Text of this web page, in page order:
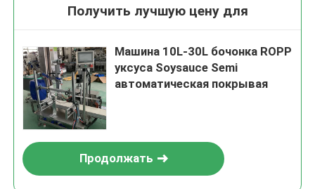
Получить лучшую цену для
Машина 10L-30L бочонка ROPP
уксуса Soysauce Semi
автоматическая покрывая
Продолжать